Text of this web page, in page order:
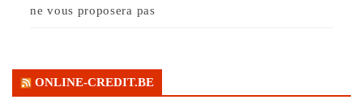
ne vous proposera pas
ONLINE-CREDIT.BE